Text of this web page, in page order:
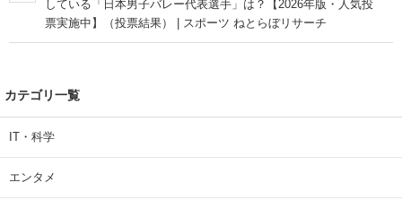
している「日本男子バレー代表選手」は？【2026年版・人気投
票実施中】（投票結果） | スポーツ ねとらぼリサーチ
カテゴリ一覧
IT・科学
エンタメ